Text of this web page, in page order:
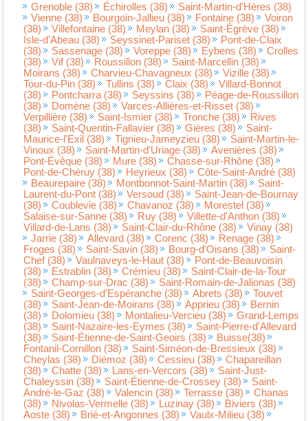
Grenoble (38)
Échirolles (38)
Saint-Martin-d'Hères (38)
Vienne (38)
Bourgoin-Jallieu (38) Fontaine (38)
Voiron
(38)
Villefontaine (38) Meylan (38)
Saint-Égrève (38)
Isle-d'Abeau (38)
Seyssinet-Pariset (38)
Pont-de-Claix
(38)
Sassenage (38) Voreppe (38) Eybens (38)
Crolles
(38)
Vif (38) Roussillon (38)
Saint-Marcellin (38)
Moirans (38)
Charvieu-Chavagneux (38)
Vizille (38)
Tour-du-Pin (38)
Tullins (38) Claix (38)
Villard-Bonnot
(38)
Pontcharra (38) Seyssins (38)
Péage-de-Roussillon
(38)
Domène (38)
Varces-Allières-et-Risset (38)
Verpillière (38)
Saint-Ismier (38) Tronche (38)
Rives
(38)
Saint-Quentin-Fallavier (38) Gières (38)
Saint-
Maurice-l'Exil (38)
Tignieu-Jameyzieu (38)
Saint-Martin-le-
Vinoux (38)
Saint-Martin-d'Uriage (38)
Avenières (38)
Pont-Évêque (38)
Mure (38)
Chasse-sur-Rhône (38)
Pont-de-Chéruy (38)
Heyrieux (38)
Côte-Saint-André (38)
Beaurepaire (38)
Montbonnot-Saint-Martin (38)
Saint-
Laurent-du-Pont (38)
Versoud (38)
Saint-Jean-de-Bournay
(38)
Coublevie (38) Chavanoz (38)
Morestel (38)
Salaise-sur-Sanne (38)
Ruy (38)
Villette-d'Anthon (38)
Villard-de-Lans (38)
Saint-Clair-du-Rhône (38)
Vinay (38)
Jarrie (38)
Allevard (38) Corenc (38)
Renage (38)
Froges (38)
Saint-Savin (38) Bourg-d'Oisans (38)
Saint-
Chef (38)
Vaulnaveys-le-Haut (38)
Pont-de-Beauvoisin
(38)
Estrablin (38) Crémieu (38)
Saint-Clair-de-la-Tour
(38)
Champ-sur-Drac (38)
Saint-Romain-de-Jalionas (38)
Saint-Georges-d'Espéranche (38)
Abrets (38)
Touvet
(38)
Saint-Jean-de-Moirans (38) Apprieu (38)
Bernin
(38)
Dolomieu (38) Montalieu-Vercieu (38)
Grand-Lemps
(38)
Saint-Nazaire-les-Eymes (38)
Saint-Pierre-d'Allevard
(38)
Saint-Étienne-de-Saint-Geoirs (38)
Buisse(38)
Fontanil-Cornillon (38)
Saint-Siméon-de-Bressieux (38)
Cheylas (38)
Diémoz (38) Cessieu (38)
Chapareillan
(38)
Chatte (38) Lans-en-Vercors (38)
Saint-Just-
Chaleyssin (38)
Saint-Étienne-de-Crossey (38)
Saint-
André-le-Gaz (38)
Valencin (38) Terrasse (38)
Chanas
(38)
Nivolas-Vermelle (38) Luzinay (38)
Biviers (38)
Aoste (38)
Brié-et-Angonnes (38)
Vaulx-Milieu (38)